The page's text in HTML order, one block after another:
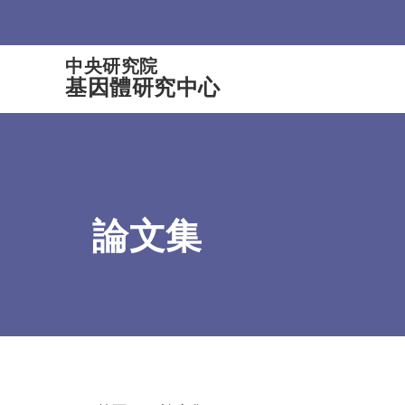
中央研究院
基因體研究中心
論文集